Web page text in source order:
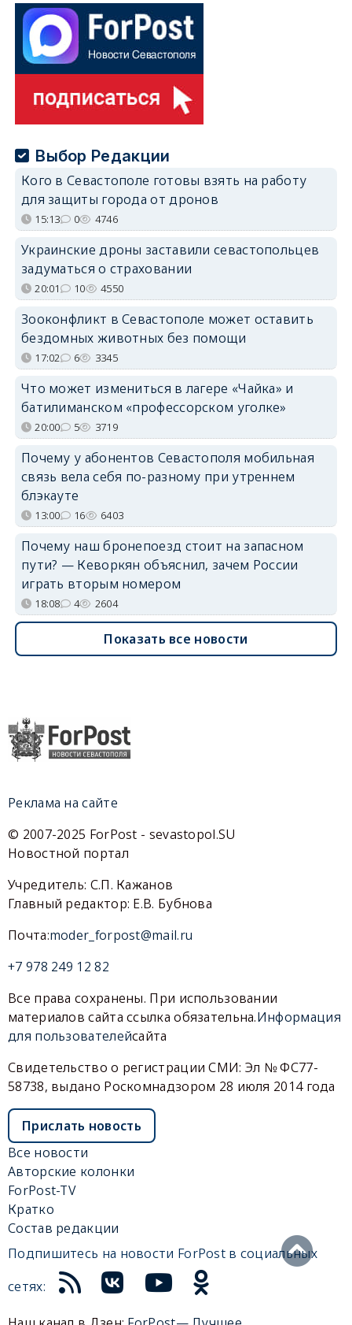
Выбор Редакции
Кого в Севастополе готовы взять на работу
для защиты города от дронов
15:13 0 4746
Украинские дроны заставили севастопольцев
задуматься о страховании
20:01 10 4550
Зооконфликт в Севастополе может оставить
бездомных животных без помощи
17:02 6 3345
Что может измениться в лагере «Чайка» и
батилиманском «профессорском уголке»
20:00 5 3719
Почему у абонентов Севастополя мобильная
связь вела себя по-разному при утреннем
блэкауте
13:00 16 6403
Почему наш бронепоезд стоит на запасном
пути? — Кеворкян объяснил, зачем России
играть вторым номером
18:08 4 2604
Показать все новости
Реклама на сайте
© 2007-2025 ForPost - sevastopol.SU
Новостной портал
Учредитель: С.П. Кажанов
Главный редактор: Е.В. Бубнова
Почта:moder_forpost@mail.ru
+7 978 249 12 82
Все права сохранены. При использовании
материалов сайта ссылка обязательна.Информация
для пользователейсайта
Свидетельство о регистрации СМИ: Эл № ФС77-
58738, выдано Роскомнадзором 28 июля 2014 года
Прислать новость
Все новости
Авторские колонки
ForPost-TV
Кратко
Состав редакции
Подпишитесь на новости ForPost в социальных
сетях: